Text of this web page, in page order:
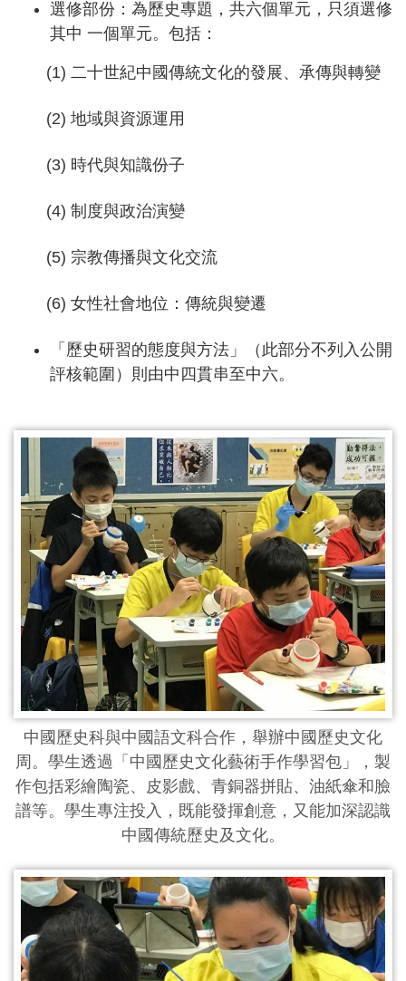
選修部份：為歷史專題，共六個單元，只須選修
其中 一個單元。包括：
(1) 二十世紀中國傳統文化的發展、承傳與轉變
(2) 地域與資源運用
(3) 時代與知識份子
(4) 制度與政治演變
(5) 宗教傳播與文化交流
(6) 女性社會地位：傳統與變遷
「歷史研習的態度與方法」（此部分不列入公開
評核範圍）則由中四貫串至中六。
中國歷史科與中國語文科合作，舉辦中國歷史文化
周。學生透過「中國歷史文化藝術手作學習包」，製
作包括彩繪陶瓷、皮影戲、青銅器拼貼、油紙傘和臉
譜等。學生專注投入，既能發揮創意，又能加深認識
中國傳統歷史及文化。